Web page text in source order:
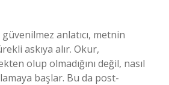
anlatıcı, metnin
askıya alır. Okur,
olup olmadığını değil, nasıl
başlar. Bu da post-